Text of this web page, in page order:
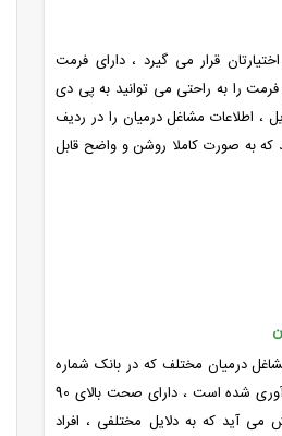
قرار می گیرد ، دارای فرمت
را به راحتی می توانید به پی دی
، اطلاعات مشاغل درمیان را در ردیف
که به صورت کاملا روشن و واضح قابل
درمیان مختلف که در بانک شماره
جمع آوری شده است ، دارای صحت بالای 90
آید که به دلایل مختلفی ، افراد